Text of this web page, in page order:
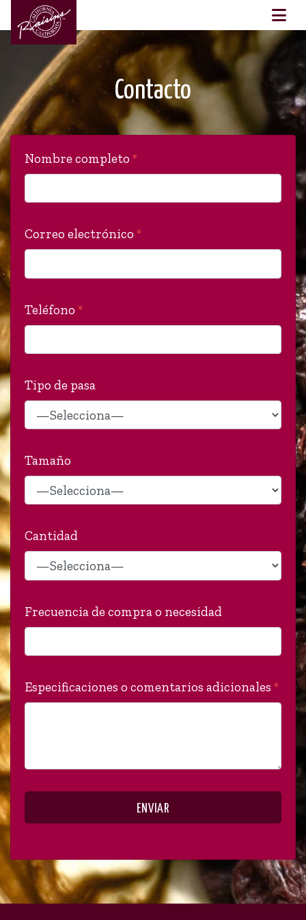
Contacto
Nombre completo *
Correo electrónico *
Teléfono *
Tipo de pasa
Tamaño
Cantidad
Frecuencia de compra o necesidad
Especificaciones o comentarios adicionales *